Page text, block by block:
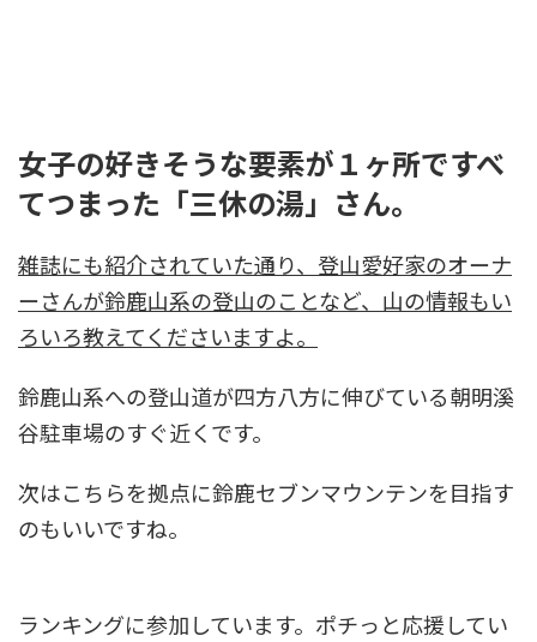
女子の好きそうな要素が１ヶ所ですべ
てつまった「三休の湯」さん。
雑誌にも紹介されていた通り、登山愛好家のオーナ
ーさんが鈴鹿山系の登山のことなど、山の情報もい
ろいろ教えてくださいますよ。
鈴鹿山系への登山道が四方八方に伸びている朝明溪
谷駐車場のすぐ近くです。
次はこちらを拠点に鈴鹿セブンマウンテンを目指す
のもいいですね。
ランキングに参加しています。ポチっと応援してい